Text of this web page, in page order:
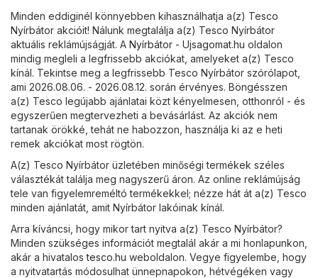
Minden eddiginél könnyebben kihasználhatja a(z) Tesco
Nyírbátor akcióit! Nálunk megtalálja a(z) Tesco Nyírbátor
aktuális reklámújságját. A Nyírbátor - Ujsagomat.hu oldalon
mindig megleli a legfrissebb akciókat, amelyeket a(z) Tesco
kínál. Tekintse meg a legfrissebb Tesco Nyírbátor szórólapot,
ami 2026.08.06. - 2026.08.12. során érvényes. Böngésszen
a(z) Tesco legújabb ajánlatai közt kényelmesen, otthonról - és
egyszerűen megtervezheti a bevásárlást. Az akciók nem
tartanak örökké, tehát ne habozzon, használja ki az e heti
remek akciókat most rögtön.
A(z) Tesco Nyírbátor üzletében minőségi termékek széles
választékát találja meg nagyszerű áron. Az online reklámújság
tele van figyelemreméltó termékekkel; nézze hát át a(z) Tesco
minden ajánlatát, amit Nyírbátor lakóinak kínál.
Arra kíváncsi, hogy mikor tart nyitva a(z) Tesco Nyírbátor?
Minden szükséges információt megtalál akár a mi honlapunkon,
akár a hivatalostesco.hu weboldalon. Vegye figyelembe, hogy
a nyitvatartás módosulhat ünnepnapokon, hétvégéken vagy